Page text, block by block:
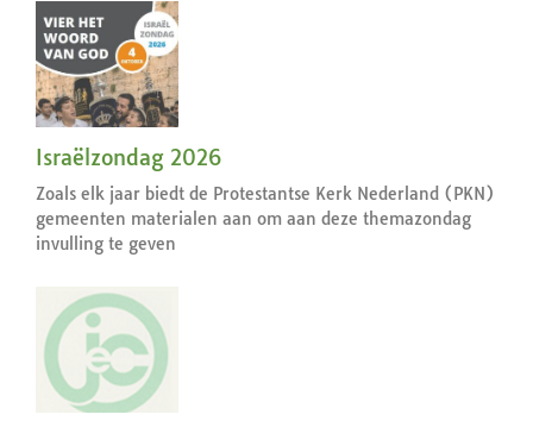
Israëlzondag 2026
Zoals elk jaar biedt de Protestantse Kerk Nederland (PKN)
gemeenten materialen aan om aan deze themazondag
invulling te geven